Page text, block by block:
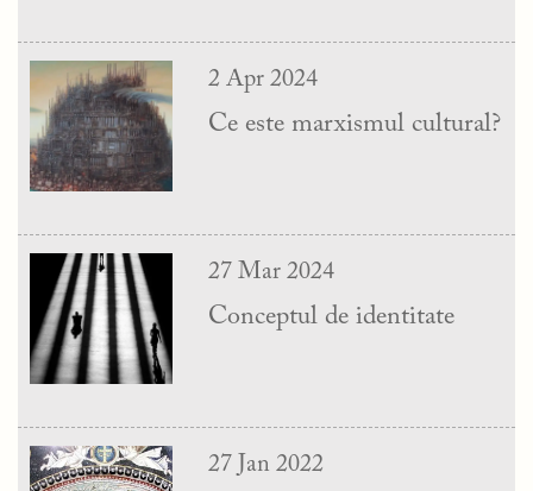
2 Apr 2024
Ce este marxismul cultural?
27 Mar 2024
Conceptul de identitate
27 Jan 2022